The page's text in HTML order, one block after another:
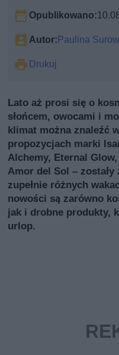
Opublikowano:
Autor:Paulina
Drukuj
Lato aż prosi się o
słońcem, owocami i
klimat można znaleźć
propozycjach marki
Alchemy, Eternal
Amor del Sol –
zupełnie różnych
nowości są zarówno
jak i drobne produkty,
urlop.